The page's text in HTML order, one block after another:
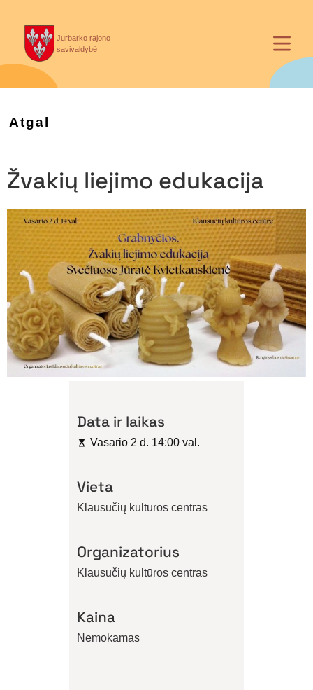
Jurbarko rajono
savivaldybė
Atgal
Žvakių liejimo edukacija
Data ir laikas
Vasario 2 d. 14:00 val.
Vieta
Klausučių kultūros centras
Organizatorius
Klausučių kultūros centras
Kaina
Nemokamas